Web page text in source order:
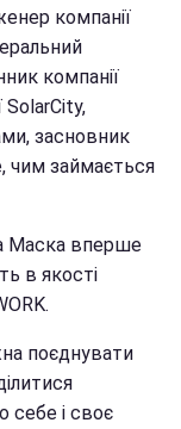
компанії
компанії
SolarCity,
засновник
чим займається
Маска вперше
в якості
поєднувати
себе і своє